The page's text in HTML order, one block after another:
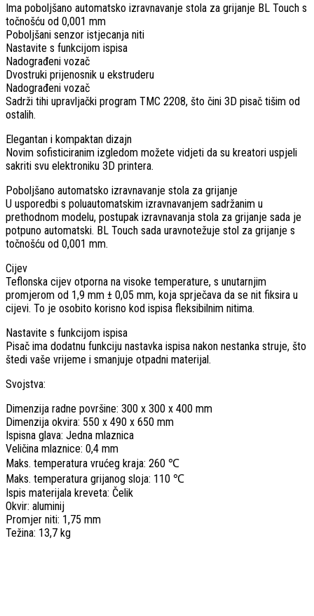
Ima poboljšano automatsko izravnavanje stola za grijanje BL Touch s
točnošću od 0,001 mm
Poboljšani senzor istjecanja niti
Nastavite s funkcijom ispisa
Nadograđeni vozač
Dvostruki prijenosnik u ekstruderu
Nadograđeni vozač
Sadrži tihi upravljački program TMC 2208, što čini 3D pisač tišim od
ostalih.
Elegantan i kompaktan dizajn
Novim sofisticiranim izgledom možete vidjeti da su kreatori uspjeli
sakriti svu elektroniku 3D printera.
Poboljšano automatsko izravnavanje stola za grijanje
U usporedbi s poluautomatskim izravnavanjem sadržanim u
prethodnom modelu, postupak izravnavanja stola za grijanje sada je
potpuno automatski. BL Touch sada uravnotežuje stol za grijanje s
točnošću od 0,001 mm.
Cijev
Teflonska cijev otporna na visoke temperature, s unutarnjim
promjerom od 1,9 mm ± 0,05 mm, koja sprječava da se nit fiksira u
cijevi. To je osobito korisno kod ispisa fleksibilnim nitima.
Nastavite s funkcijom ispisa
Pisač ima dodatnu funkciju nastavka ispisa nakon nestanka struje, što
štedi vaše vrijeme i smanjuje otpadni materijal.
Svojstva:
Dimenzija radne površine: 300 x 300 x 400 mm
Dimenzija okvira: 550 x 490 x 650 mm
Ispisna glava: Jedna mlaznica
Veličina mlaznice: 0,4 mm
Maks. temperatura vrućeg kraja: 260 ℃
Maks. temperatura grijanog sloja: 110 ℃
Ispis materijala kreveta: Čelik
Okvir: aluminij
Promjer niti: 1,75 mm
Težina: 13,7 kg